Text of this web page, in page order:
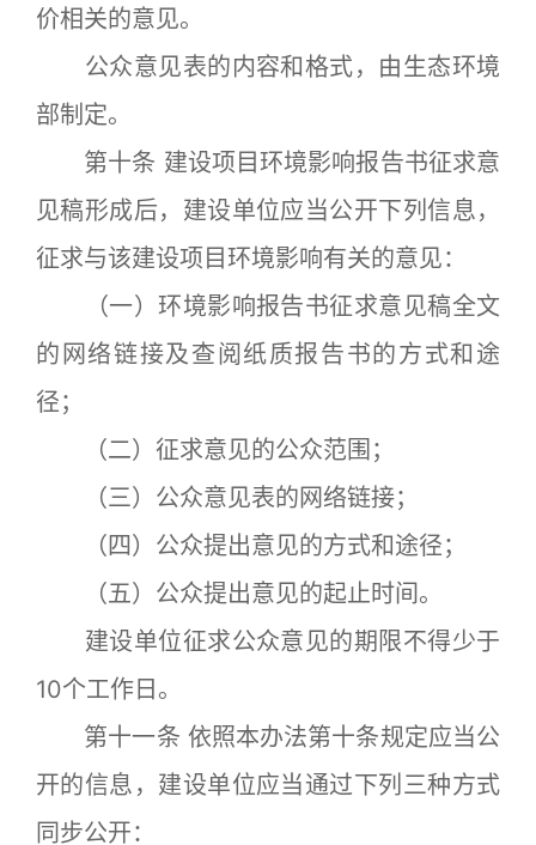
价相关的意见。
公众意见表的内容和格式，由生态环境
部制定。
第十条 建设项目环境影响报告书征求意
见稿形成后，建设单位应当公开下列信息，
征求与该建设项目环境影响有关的意见：
（一）环境影响报告书征求意见稿全文
的网络链接及查阅纸质报告书的方式和途
径；
（二）征求意见的公众范围；
（三）公众意见表的网络链接；
（四）公众提出意见的方式和途径；
（五）公众提出意见的起止时间。
建设单位征求公众意见的期限不得少于
10个工作日。
第十一条 依照本办法第十条规定应当公
开的信息，建设单位应当通过下列三种方式
同步公开：